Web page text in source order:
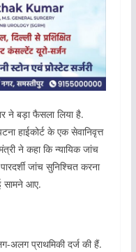
ने बड़ा फैसला लिया है.
हाईकोर्ट के एक सेवानिवृत्त
ने कहा कि न्यायिक जांच
जांच सुनिश्चित करना
सामने आए.
अलग प्राथमिकी दर्ज की हैं.